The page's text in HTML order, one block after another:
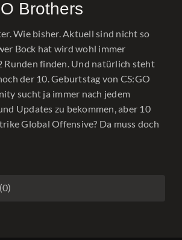
Brothers
Wie bisher. Aktuell sind nicht so
Bock hat wird wohl immer
Runden finden. Und natürlich steht
der 10. Geburtstag von CS:GO
sucht ja immer nach jedem
Updates zu bekommen, aber 10
Global Offensive? Da muss doch